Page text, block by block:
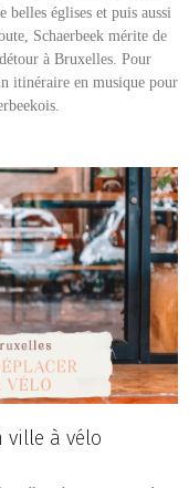
belles églises et puis aussi
Schaerbeek mérite de
à Bruxelles. Pour
itinéraire en musique pour
ville à vélo